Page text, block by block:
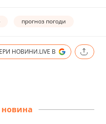
прогноз погоди
НОВИНИ.LIVE В
новина